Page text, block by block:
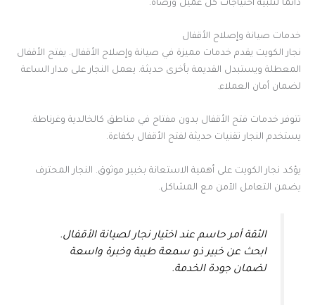
دائمًا لتلبية احتياجات كل عميل ورضاه.
خدمات صيانة وإصلاح الأقفال
نجار الكويت يقدم خدمات مميزة في صيانة وإصلاح الأقفال. يفتح الأقفال
المعطلة ويستبدل القديمة بأخرى حديثة. يعمل النجار على مدار الساعة
لضمان أمان العملاء.
تتوفر خدمات فتح الأقفال بدون مفتاح في مناطق كالخالدية وغرناطة.
يستخدم النجار تقنيات حديثة لفتح الأقفال بكفاءة.
يؤكد نجار الكويت على أهمية الاستعانة بخبير موثوق. النجار المحترف
يضمن التعامل الآمن مع المشاكل.
الثقة أمر حاسم عند اختيار نجار لصيانة الأقفال.
ابحث عن خبير ذو سمعة طيبة وخبرة واسعة
لضمان جودة الخدمة.